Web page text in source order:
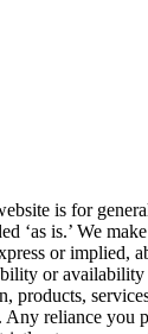
is for
‘as is.’ We
or implied,
or availability
products,
Any reliance you